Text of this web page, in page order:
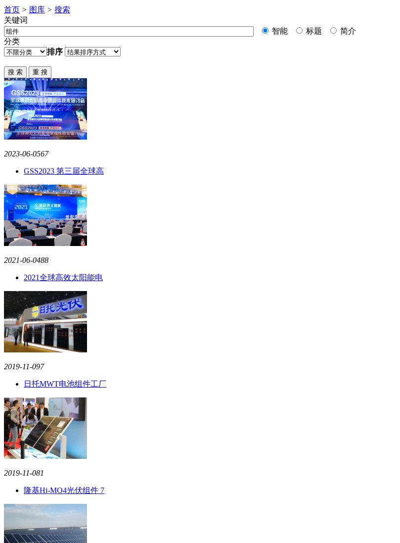
首页 > 图库 > 搜索
关键词
智能
标题
简介
分类
排序
2023-06-0567
GSS2023 第三届全球高
2021-06-0488
2021全球高效太阳能电
2019-11-097
日托MWT电池组件工厂
2019-11-081
隆基Hi-MO4光伏组件 7